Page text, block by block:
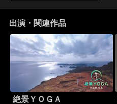
出演・関連作品
絶景ＹＯＧＡ